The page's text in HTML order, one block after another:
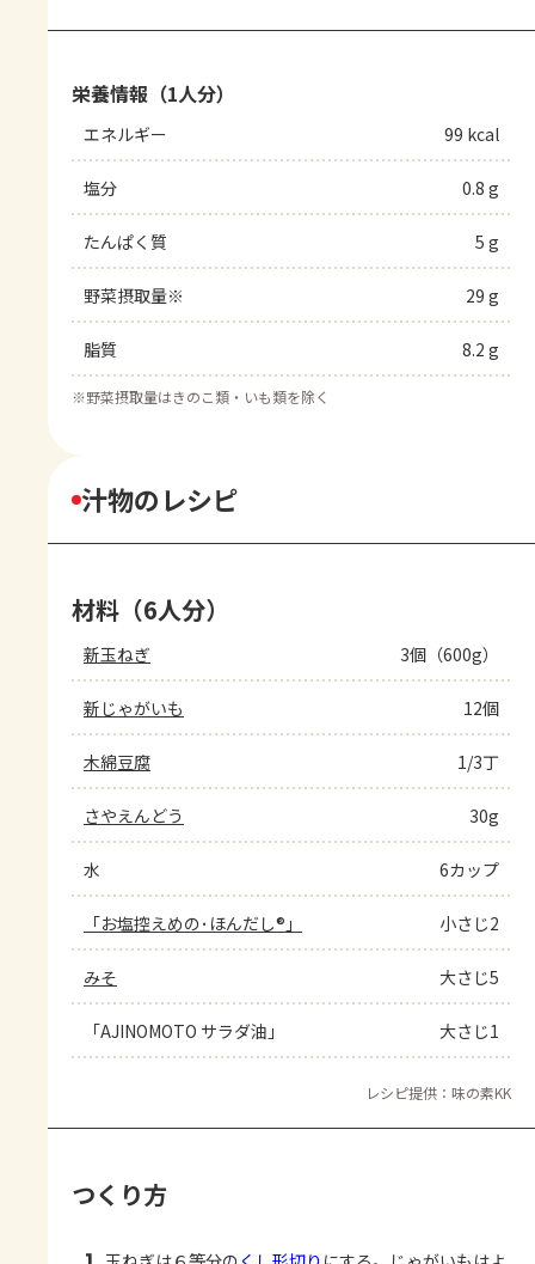
栄養情報（1人分）
エネルギー 99 kcal
塩分 0.8 g
たんぱく質 5 g
野菜摂取量※ 29 g
脂質 8.2 g
※野菜摂取量はきのこ類・いも類を除く
汁物のレシピ
材料（6人分）
新玉ねぎ 3個（600g）
新じゃがいも 12個
木綿豆腐 1/3丁
さやえんどう 30g
水 6カップ
「お塩控えめの･ほんだし®」 小さじ2
みそ 大さじ5
「AJINOMOTO サラダ油」 大さじ1
レシピ提供：味の素KK
つくり方